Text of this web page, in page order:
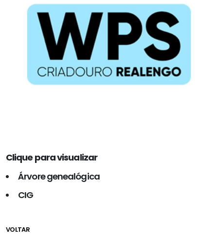
Clique para visualizar
Árvore genealógica
CIG
VOLTAR